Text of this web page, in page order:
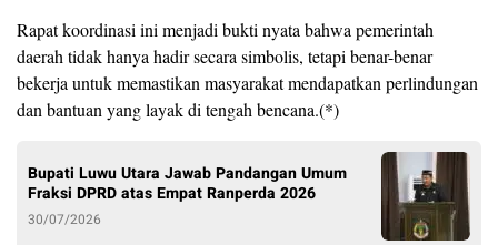
Rapat koordinasi ini menjadi bukti nyata bahwa pemerintah
daerah tidak hanya hadir secara simbolis, tetapi benar-benar
bekerja untuk memastikan masyarakat mendapatkan perlindungan
dan bantuan yang layak di tengah bencana.(*)
Bupati Luwu Utara Jawab Pandangan Umum
Fraksi DPRD atas Empat Ranperda 2026
30/07/2026